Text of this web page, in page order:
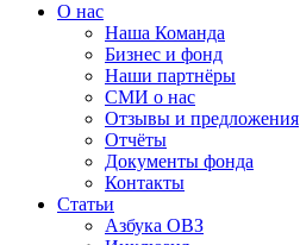
О нас
Наша Команда
Бизнес и фонд
Наши партнёры
СМИ о нас
Отзывы и предложения
Отчёты
Документы фонда
Контакты
Статьи
Азбука ОВЗ